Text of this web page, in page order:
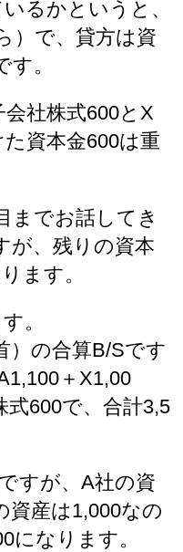
るかというと、
）で、貸方は資
。
社株式600とX
資本金600は重
までお話してき
が、残りの資本
ます。
。
）の合算B/Sです
＋X1,00
式600で、合計3,5
すが、A社の資
資産は1,000なの
になります。